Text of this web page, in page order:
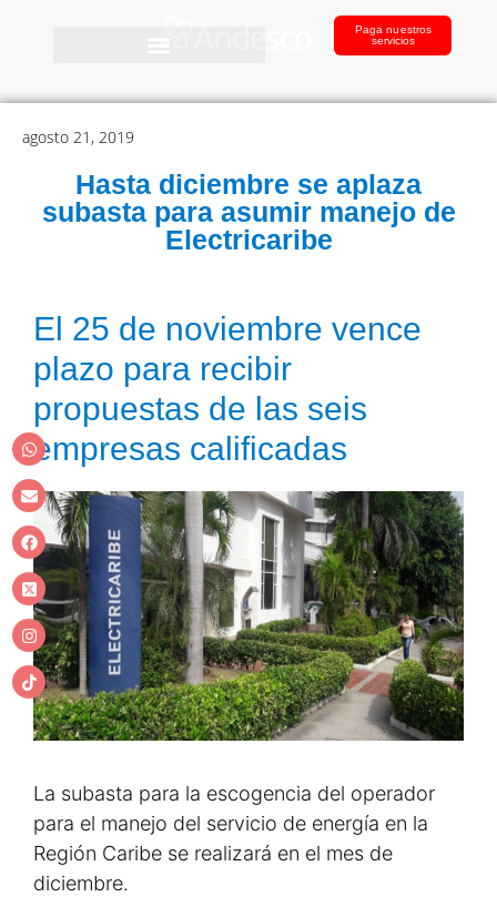
Paga nuestros
servicios
agosto 21, 2019
Hasta diciembre se aplaza
subasta para asumir manejo de
Electricaribe
El 25 de noviembre vence
plazo para recibir
propuestas de las seis
empresas calificadas
La subasta para la escogencia del operador
para el manejo del servicio de energía en la
Región Caribe se realizará en el mes de
diciembre.